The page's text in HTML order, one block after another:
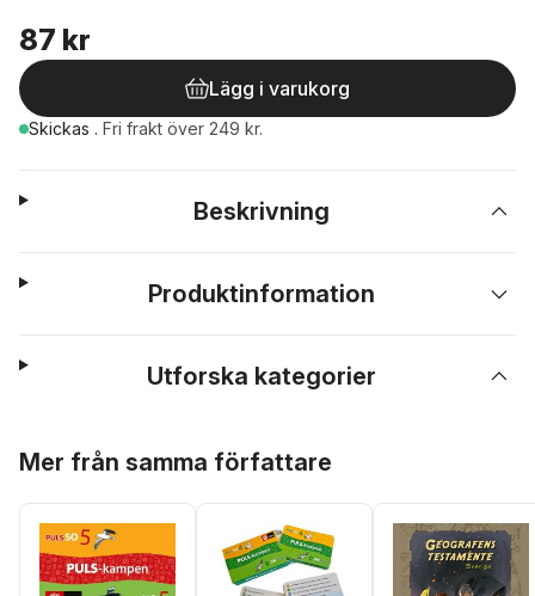
87 kr
Lägg i varukorg
Skickas . Fri frakt över 249 kr.
Beskrivning
Produktinformation
Utforska kategorier
Mer från samma författare